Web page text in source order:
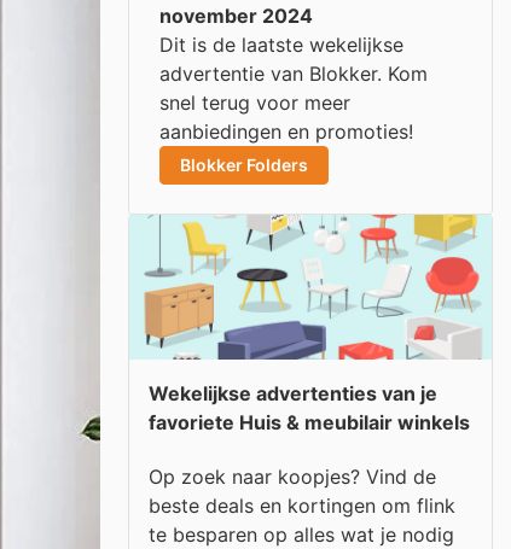
november 2024
Dit is de laatste wekelijkse
advertentie van Blokker. Kom
snel terug voor meer
aanbiedingen en promoties!
Blokker Folders
Wekelijkse advertenties van je
favoriete Huis & meubilair winkels
Op zoek naar koopjes? Vind de
beste deals en kortingen om flink
te besparen op alles wat je nodig